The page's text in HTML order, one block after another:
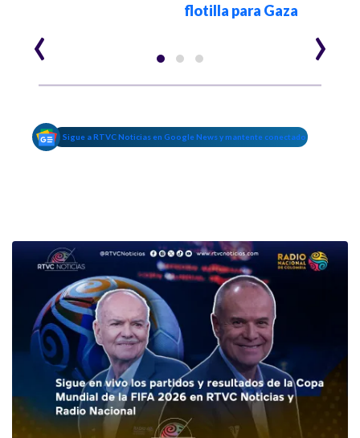
flotilla para Gaza
‹ ›
Sigue a RTVC Noticias en Google News y mantente conectado